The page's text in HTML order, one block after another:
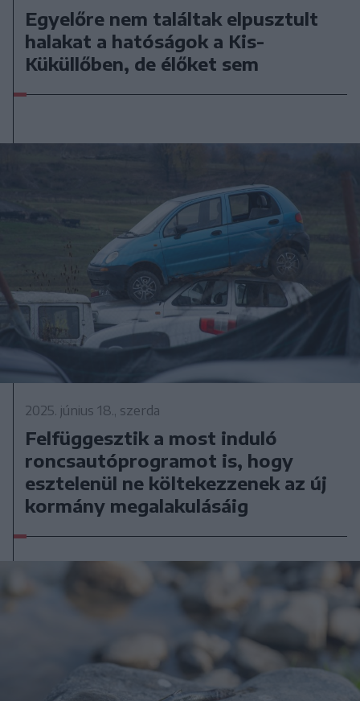
Egyelőre nem találtak elpusztult
halakat a hatóságok a Kis-
Küküllőben, de élőket sem
2025. június 18., szerda
Felfüggesztik a most induló
roncsautóprogramot is, hogy
esztelenül ne költekezzenek az új
kormány megalakulásáig